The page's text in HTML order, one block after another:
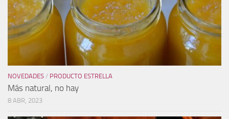
NOVEDADES / PRODUCTO ESTRELLA
Más natural, no hay
8 ABR, 2023